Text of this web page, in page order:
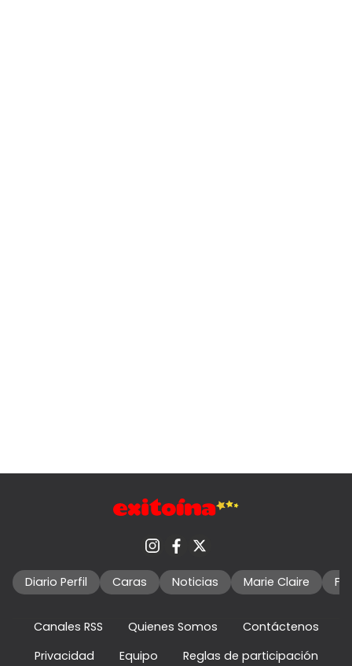
Diario Perfil Caras Noticias Marie Claire
Canales RSS Quienes Somos
Contáctenos
Privacidad
Equipo Reglas de participación